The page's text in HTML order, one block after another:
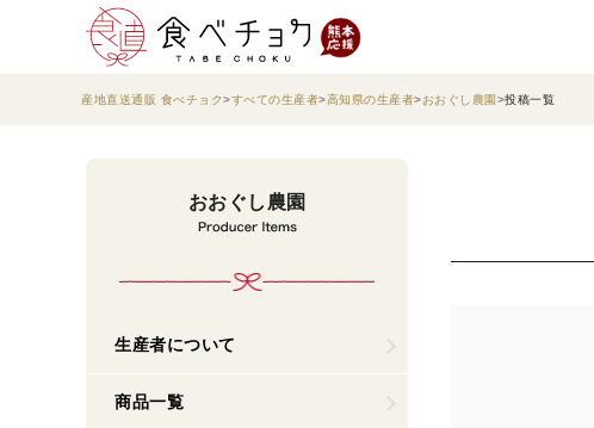
産地直送通販 食べチョク すべての生産者 高知県の生産者 おおぐし農園 投稿一覧
おおぐし農園
生産者について
商品一覧